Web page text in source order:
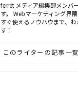
ferret メディア編集部メンバ
す。 Webマーケティング界
すぐ使えるノウハウまで、
す！
このライターの記事一覧